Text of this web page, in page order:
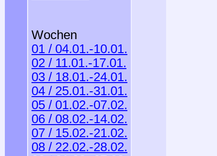
Wochen
01 / 04.01.-10.01.
02 / 11.01.-17.01.
03 / 18.01.-24.01.
04 / 25.01.-31.01.
05 / 01.02.-07.02.
06 / 08.02.-14.02.
07 / 15.02.-21.02.
08 / 22.02.-28.02.